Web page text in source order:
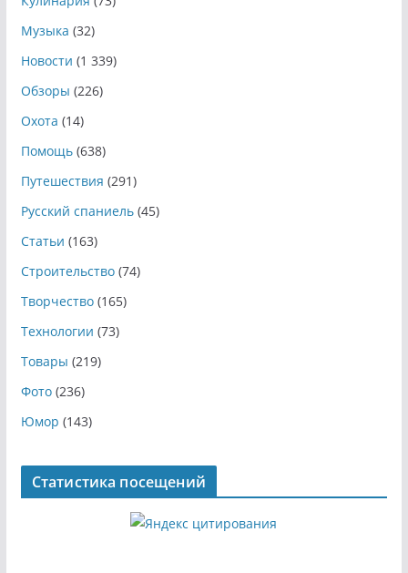
Музыка (32)
Новости (1 339)
Обзоры (226)
Охота (14)
Помощь(638)
Путешествия (291)
Русский спаниель(45)
Статьи (163)
Строительство(74)
Творчество(165)
Технологии (73)
Товары (219)
Фото(236)
Юмор (143)
Статистика посещений